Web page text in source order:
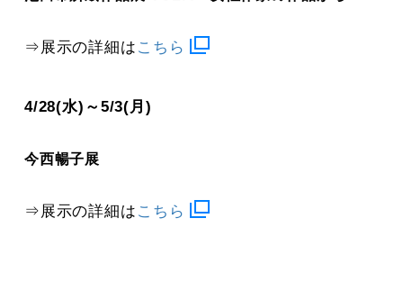
⇒展示の詳細は こちら
4/28(水)～5/3(月)
今西暢子展
⇒展示の詳細は こちら